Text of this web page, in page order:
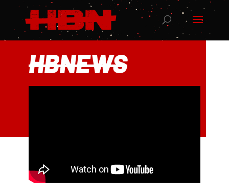
HBNEWS